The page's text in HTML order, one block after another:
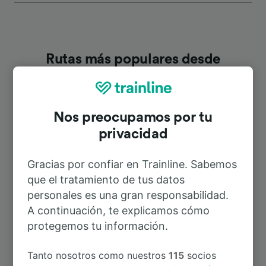
Rutas más populares desde
Duración
A Burdeos
A Périgueux
A Gardonne 3min
Nos preocupamos por tu
privacidad
Gracias por confiar en Trainline. Sabemos
que el tratamiento de tus datos
personales es una gran responsabilidad.
A continuación, te explicamos cómo
protegemos tu información.
Tanto nosotros como nuestros115 socios